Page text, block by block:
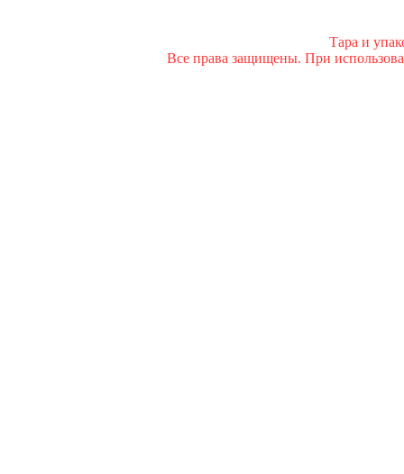
Тара и
Все права защищены. При